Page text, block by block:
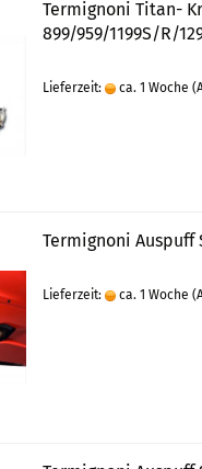
Termignoni Titan-
899/959/1199S/R/
Lieferzeit: ca. 1 Woche
Termignoni Auspuff
Lieferzeit: ca. 1 Woche